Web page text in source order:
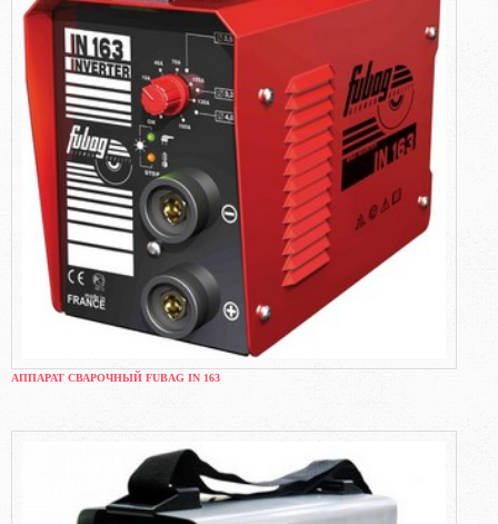
АППАРАТ СВАРОЧНЫЙ FUBAG IN 163